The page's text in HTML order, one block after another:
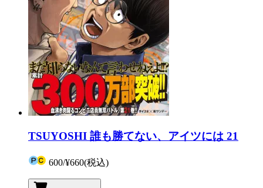
TSUYOSHI 誰も勝てない、アイツには 21
600/¥660(税込)